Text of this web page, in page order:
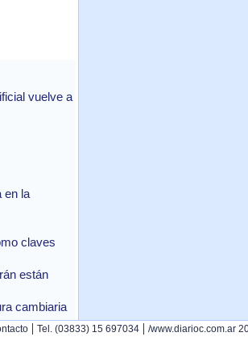
vuelve a
en la
claves
están
cambiaria
| Tel. (03833) 15 697034 | /www.diarioc.com.ar